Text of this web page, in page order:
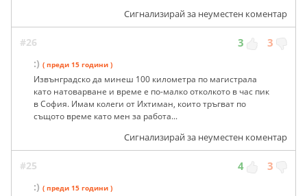
Сигнализирай за неуместен коментар
#26 3 3
:) ( преди 15 години )
Извънградско да минеш 100 километра по магистрала
като натоварване и време е по-малко отколкото в час пик
в София. Имам колеги от Ихтиман, които тръгват по
същото време като мен за работа...
Сигнализирай за неуместен коментар
#25 4 3
:) ( преди 15 години )